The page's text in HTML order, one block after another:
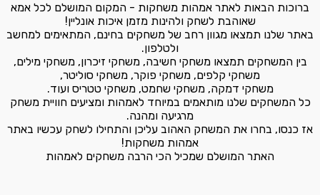
ברוכות הבאות לאתר אמהות משחקות - המקום המושלם לכל אמא
שאוהבת לשחק ולהינות מזמן איכות אונליין!
באתר שלנו תמצאו מגוון רחב של משחקים בחינם, המתאימים למחשב
ולטלפון.
בין המשחקים תמצאו משחקי חשיבה, משחקי זיכרון, משחקי מילים,
משחקי קלפים, משחקי פוקר, משחקי סוליטר,
משחקי דמקה, משחקי שחמט, משחקי טטריס ועוד.
כל המשחקים שלנו מותאמים במיוחד לאמהות ומציעים חוויית משחק
מרגיעה ומהנה.
אז כנסו, בחרו את המשחק האהוב עליכן והתחילו לשחק עכשיו באתר
אמהות משחקות!
האתר המושלם שמכיל הכי הרבה משחקים לאמהות